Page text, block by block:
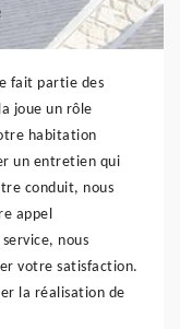
fait partie des
joue un rôle
habitation
un entretien qui
conduit, nous
appel
nous
votre satisfaction.
la réalisation de